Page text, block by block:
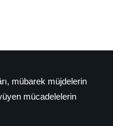
mübarek müjdelerin
mücadelelerin